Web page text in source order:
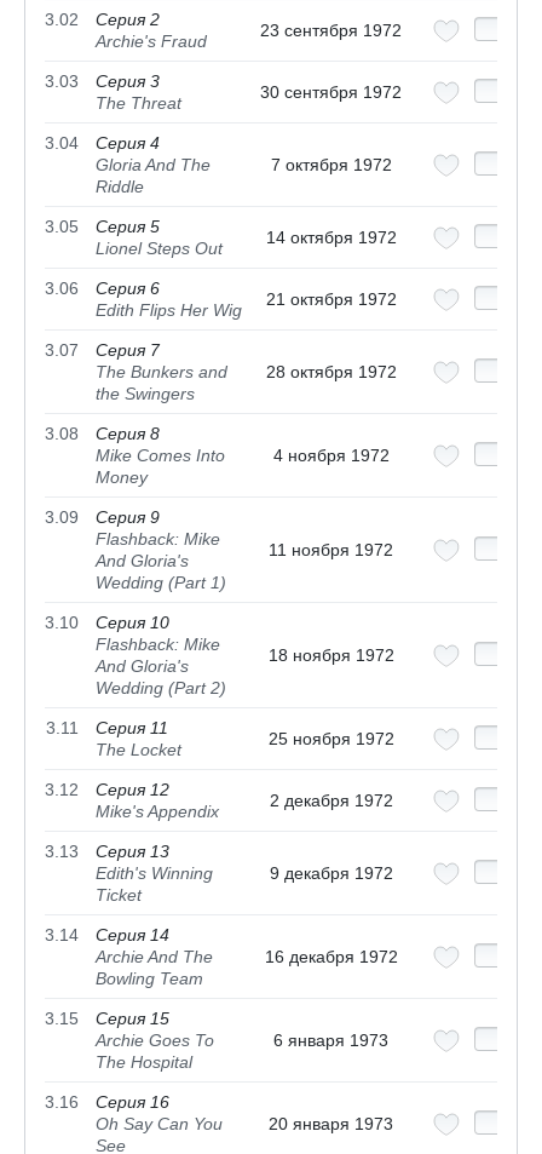
3.02
Серия 2
Archie's Fraud
23 сентября 1972
3.03
Серия 3
The Threat
30 сентября 1972
3.04
Серия 4
Gloria And The
Riddle
7 октября 1972
3.05
Серия 5
Lionel Steps Out
14 октября 1972
3.06
Серия 6
Edith Flips Her Wig
21 октября 1972
3.07
Серия 7
The Bunkers and
the Swingers
28 октября 1972
3.08
Серия 8
Mike Comes Into
Money
4 ноября 1972
3.09
Серия 9
Flashback: Mike
And Gloria's
Wedding (Part 1)
11 ноября 1972
3.10
Серия 10
Flashback: Mike
And Gloria's
Wedding (Part 2)
18 ноября 1972
3.11
Серия 11
The Locket
25 ноября 1972
3.12
Серия 12
Mike's Appendix
2 декабря 1972
3.13
Серия 13
Edith's Winning
Ticket
9 декабря 1972
3.14
Серия 14
Archie And The
Bowling Team
16 декабря 1972
3.15
Серия 15
Archie Goes To
The Hospital
6 января 1973
3.16
Серия 16
Oh Say Can You
See
20 января 1973